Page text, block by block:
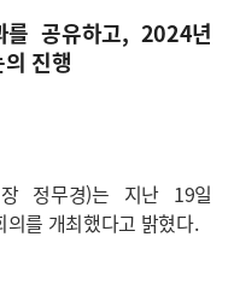
공유하고, 2024년
진행
장 정무경)는 지난 19일
를 개최했다고 밝혔다.